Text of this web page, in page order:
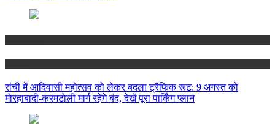
रांची में आदिवासी महोत्सव को लेकर बदला ट्रैफिक रूट: 9 अगस्त को
मोरहाबादी-करमटोली मार्ग रहेंगे बंद, देखें पूरा पार्किंग प्लान